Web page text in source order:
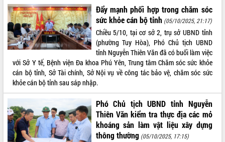
LÃNH ĐẠO UBND TỈNH
TIN TỨC SỰ KIỆN
SỞ, BAN, NGÀNH
UBND CÁC XÃ, PHƯỜNG
THÔNG TIN CHỈ ĐẠO ĐIỀU HÀNH
HỆ THỐNG VĂN BẢN
VĂN BẢN HĐND TỈNH
Đẩy mạnh phối hợp trong chăm sóc
sức khỏe cán bộ tỉnh (05/10/2025, 21:17)
Chiều 5/10, tại cơ sở 2, trụ sở UBND tỉnh
(phường Tuy Hòa), Phó Chủ tịch UBND
tỉnh Nguyễn Thiên Văn đã có buổi làm việc
với Sở Y tế, Bệnh viện Đa khoa Phú Yên, Trung tâm Chăm sóc sức khỏe
cán bộ tỉnh, Sở Tài chính, Sở Nội vụ về công tác bảo vệ, chăm sóc sức
khỏe cán bộ tỉnh sau sáp nhập.
Phó Chủ tịch UBND tỉnh Nguyễn
Thiên Văn kiểm tra thực địa các mỏ
khoáng sản làm vật liệu xây dựng
thông thường (05/10/2025, 17:15)